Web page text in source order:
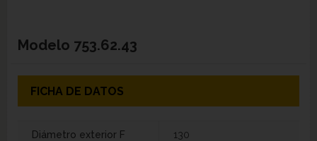
Modelo 753.62.43
FICHA DE DATOS
Diámetro exterior F 130